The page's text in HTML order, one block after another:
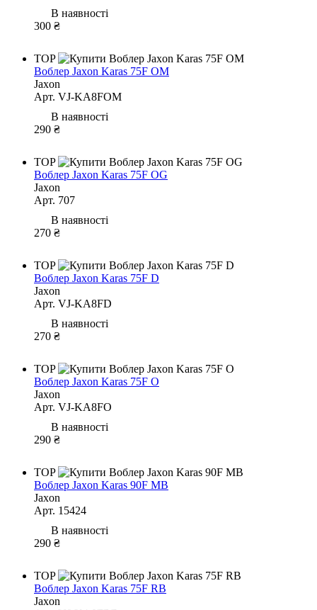
В наявності
300 ₴
TOP
Воблер Jaxon Karas 75F OM
Jaxon
Арт. VJ-KA8FOM
В наявності
290 ₴
TOP
Воблер Jaxon Karas 75F OG
Jaxon
Арт. 707
В наявності
270 ₴
TOP
Воблер Jaxon Karas 75F D
Jaxon
Арт. VJ-KA8FD
В наявності
270 ₴
TOP
Воблер Jaxon Karas 75F O
Jaxon
Арт. VJ-KA8FO
В наявності
290 ₴
TOP
Воблер Jaxon Karas 90F MB
Jaxon
Арт. 15424
В наявності
290 ₴
TOP
Воблер Jaxon Karas 75F RB
Jaxon